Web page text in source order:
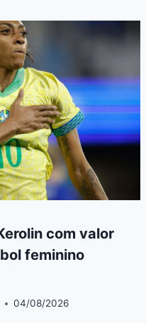
com valor
feminino
04/08/2026